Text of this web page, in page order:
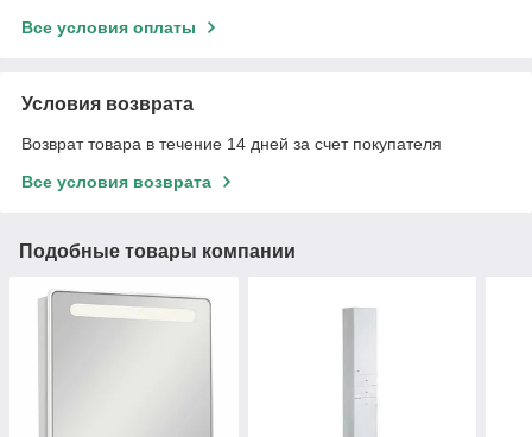
Все условия оплаты
Условия возврата
Возврат товара в течение 14 дней за счет покупателя
Все условия возврата
Подобные товары компании